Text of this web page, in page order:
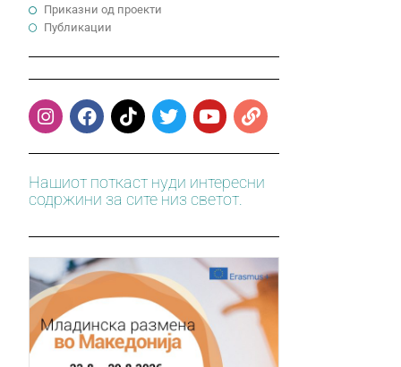
Приказни од проекти
Публикации
Нашиот поткаст нуди интересни
содржини за сите низ светот.